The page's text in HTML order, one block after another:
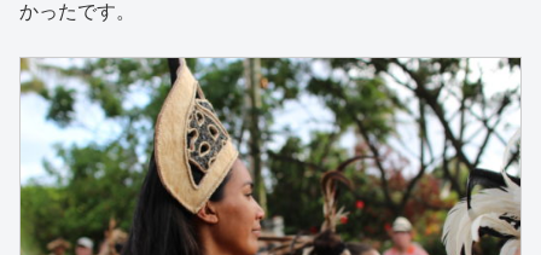
かったです。